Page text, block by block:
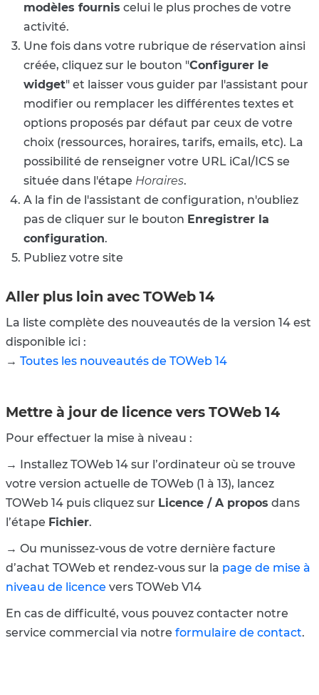
modèles fournis celui le plus proches de votre
activité.
Une fois dans votre rubrique de réservation ainsi
créée, cliquez sur le bouton "Configurer le
widget" et laisser vous guider par l'assistant pour
modifier ou remplacer les différentes textes et
options proposés par défaut par ceux de votre
choix (ressources, horaires, tarifs, emails, etc). La
possibilité de renseigner votre URL iCal/ICS se
située dans l'étape Horaires.
A la fin de l'assistant de configuration, n'oubliez
pas de cliquer sur le bouton Enregistrer la
configuration.
Publiez votre site
Aller plus loin avec TOWeb 14
La liste complète des nouveautés de la version 14 est
disponible ici :
→ Toutes les nouveautés de TOWeb 14
Mettre à jour de licence vers TOWeb 14
Pour effectuer la mise à niveau :
→ Installez TOWeb 14 sur l’ordinateur où se trouve
votre version actuelle de TOWeb (1 à 13), lancez
TOWeb 14 puis cliquez sur Licence / A propos dans
l’étape Fichier.
→ Ou munissez-vous de votre dernière facture
d’achat TOWeb et rendez-vous sur la page de mise à
niveau de licence vers TOWeb V14
En cas de difficulté, vous pouvez contacter notre
service commercial via notre formulaire de contact.